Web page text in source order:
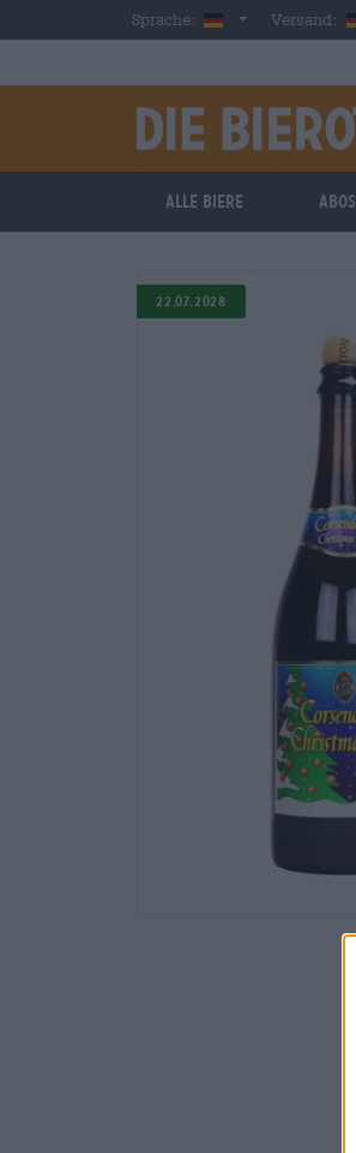
Skip to main contentSprache: GermanVersand:
Alle Biere Abos
22.07.2028